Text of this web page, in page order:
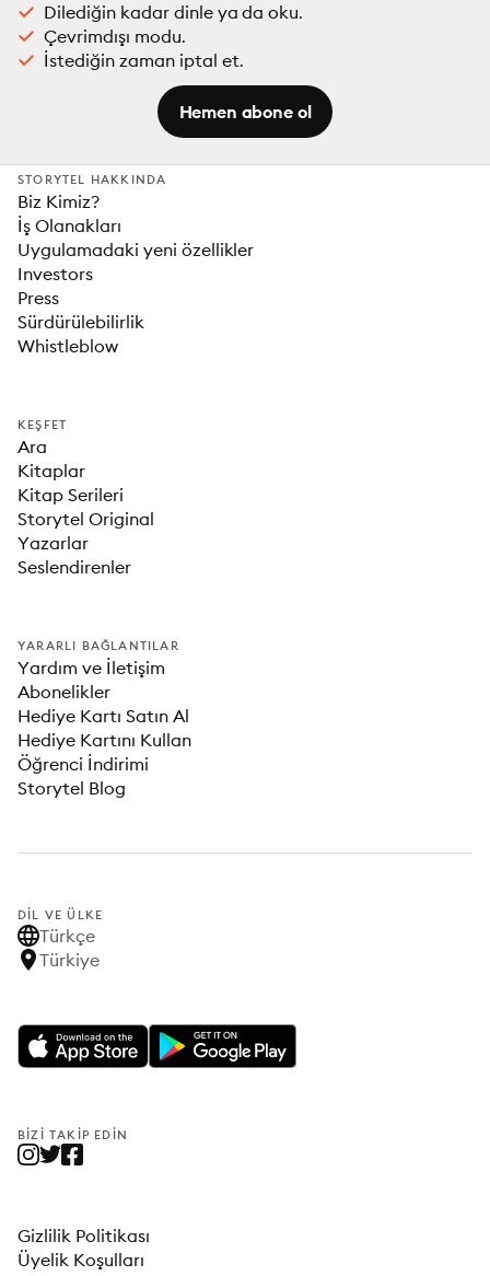
Dilediğin kadar dinle ya da oku.
Çevrimdışı modu.
İstediğin zaman iptal et.
Hemen abone ol
STORYTEL HAKKINDA
Biz Kimiz?
İş Olanakları
Uygulamadaki yeni özellikler
Investors
Press
Sürdürülebilirlik
Whistleblow
KEŞFET
Ara
Kitaplar
Kitap Serileri
Storytel Original
Yazarlar
Seslendirenler
YARARLI BAĞLANTILAR
Yardım ve İletişim
Abonelikler
Hediye Kartı Satın Al
Hediye Kartını Kullan
Öğrenci İndirimi
Storytel Blog
DIL VE ÜLKE
Türkçe
Türkiye
BIZI TAKIP EDIN
Gizlilik Politikası
Üyelik Koşulları